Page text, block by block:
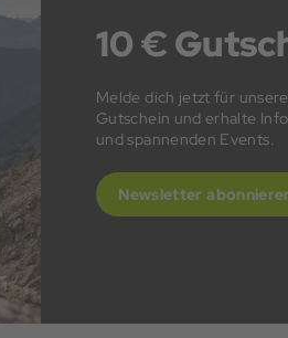
10 €
Melde dich jetzt für
Gutschein und erhalte
und spannenden Events.
Newsletter